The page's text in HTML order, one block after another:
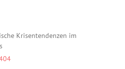
Krisentendenzen im